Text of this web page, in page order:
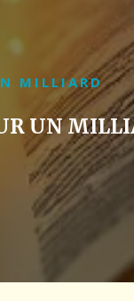
MILLIARD
UN